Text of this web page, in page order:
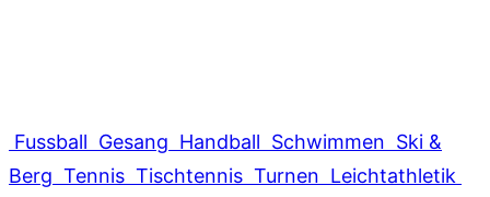
Fussball Gesang Handball Schwimmen Ski &
Berg Tennis Tischtennis Turnen Leichtathletik